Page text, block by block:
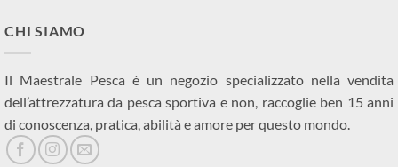
CHI SIAMO
Il Maestrale Pesca è un negozio specializzato nella vendita
dell’attrezzatura da pesca sportiva e non, raccoglie ben 15 anni
di conoscenza, pratica, abilità e amore per questo mondo.